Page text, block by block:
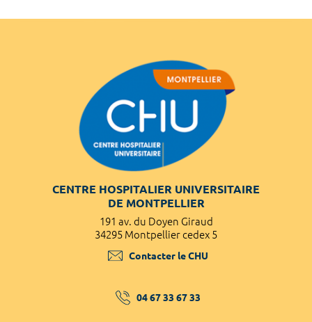
CENTRE HOSPITALIER UNIVERSITAIRE
DE MONTPELLIER
191 av. du Doyen Giraud
34295 Montpellier cedex 5
Contacter le CHU
04 67 33 67 33